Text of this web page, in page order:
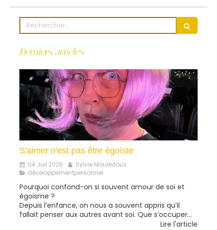
Rechercher
Derniers articles
S'aimer n'est pas être égoïste
04 Juil 2026
Sylvie Moulédous
développementpersonnel
Pourquoi confond-on si souvent amour de soi et
égoïsme ?
Depuis l’enfance, on nous a souvent appris qu’il
fallait penser aux autres avant soi. Que s’occuper...
Lire l'article